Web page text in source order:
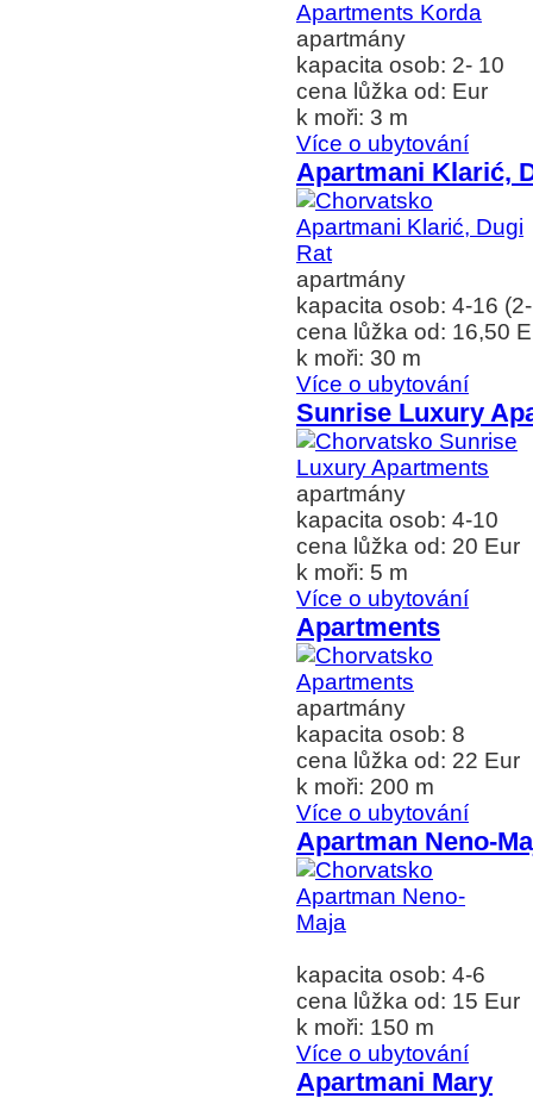
apartmány
kapacita osob: 2- 10
cena lůžka od: Eur
k moři: 3 m
Více o ubytování
Apartmani Klarić,
apartmány
kapacita osob: 4-16
cena lůžka od: 16,50
k moři: 30 m
Více o ubytování
Sunrise Luxury
apartmány
kapacita osob: 4-10
cena lůžka od: 20 Eur
k moři: 5 m
Více o ubytování
Apartments
apartmány
kapacita osob: 8
cena lůžka od: 22 Eur
k moři: 200 m
Více o ubytování
Apartman Neno-
kapacita osob: 4-6
cena lůžka od: 15 Eur
k moři: 150 m
Více o ubytování
Apartmani Mary